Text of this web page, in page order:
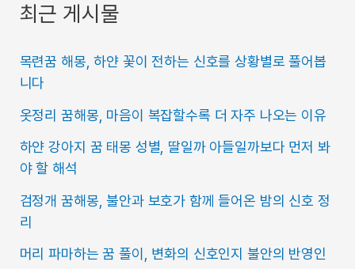
최근 게시물
목련꿈 해몽, 하얀 꽃이 전하는 신호를 상황별로 풀어봅
니다
옷정리 꿈해몽, 마음이 복잡할수록 더 자주 나오는 이유
하얀 강아지 꿈 태몽 성별, 딸일까 아들일까보다 먼저 봐
야 할 해석
검정개 꿈해몽, 불안과 보호가 함께 들어온 밤의 신호 정
리
머리 파마하는 꿈 풀이, 변화의 신호인지 불안의 반영인